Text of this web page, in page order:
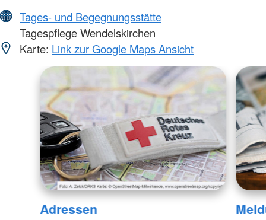
Tages- und Begegnungsstätte
Tagespflege Wendelskirchen
Karte: Link zur Google Maps Ansicht
Adressen